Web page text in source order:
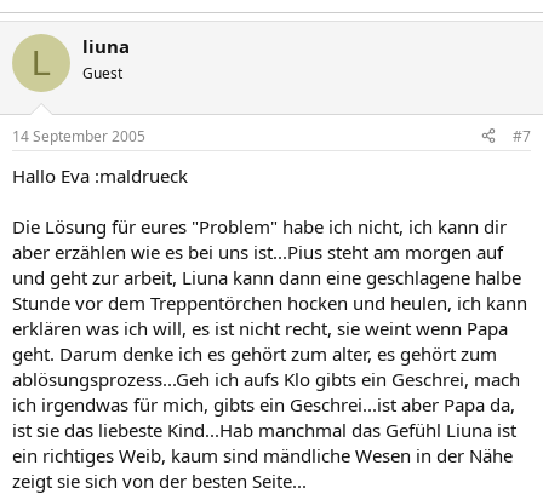
L liuna
Guest
14 September 2005 #7
Hallo Eva :maldrueck
Die Lösung für eures "Problem" habe ich nicht, ich kann dir
aber erzählen wie es bei uns ist...Pius steht am morgen auf
und geht zur arbeit, Liuna kann dann eine geschlagene halbe
Stunde vor dem Treppentörchen hocken und heulen, ich kann
erklären was ich will, es ist nicht recht, sie weint wenn Papa
geht. Darum denke ich es gehört zum alter, es gehört zum
ablösungsprozess...Geh ich aufs Klo gibts ein Geschrei, mach
ich irgendwas für mich, gibts ein Geschrei...ist aber Papa da,
ist sie das liebeste Kind...Hab manchmal das Gefühl Liuna ist
ein richtiges Weib, kaum sind mändliche Wesen in der Nähe
zeigt sie sich von der besten Seite...